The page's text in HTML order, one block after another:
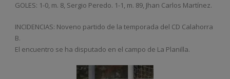
GOLES: 1-0, m. 8, Sergio Peredo. 1-1, m. 89, Jhan Carlos Martínez.
INCIDENCIAS: Noveno partido de la temporada del CD Calahorra
B.
El encuentro se ha disputado en el campo de La Planilla.